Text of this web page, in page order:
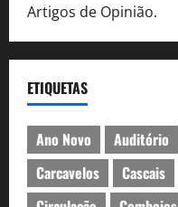
Artigos de Opinião.
ETIQUETAS
Ano Novo Auditório
Carcavelos
Cascais